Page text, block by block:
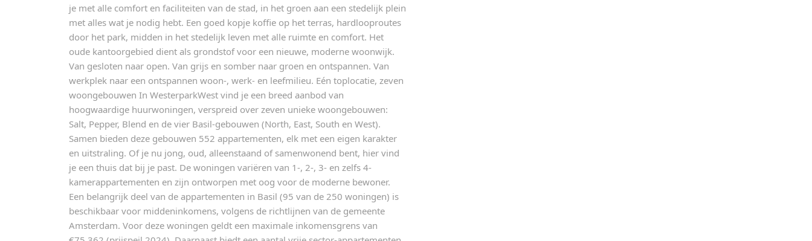
je met alle comfort en faciliteiten van de stad, in het groen aan een stedelijk plein
met alles wat je nodig hebt. Een goed kopje koffie op het terras, hardlooproutes
door het park, midden in het stedelijk leven met alle ruimte en comfort. Het
oude kantoorgebied dient als grondstof voor een nieuwe, moderne woonwijk.
Van gesloten naar open. Van grijs en somber naar groen en ontspannen. Van
werkplek naar een ontspannen woon-, werk- en leefmilieu. Eén toplocatie, zeven
woongebouwen In WesterparkWest vind je een breed aanbod van
hoogwaardige huurwoningen, verspreid over zeven unieke woongebouwen:
Salt, Pepper, Blend en de vier Basil-gebouwen (North, East, South en West).
Samen bieden deze gebouwen 552 appartementen, elk met een eigen karakter
en uitstraling. Of je nu jong, oud, alleenstaand of samenwonend bent, hier vind
je een thuis dat bij je past. De woningen variëren van 1-, 2-, 3- en zelfs 4-
kamerappartementen en zijn ontworpen met oog voor de moderne bewoner.
Een belangrijk deel van de appartementen in Basil (95 van de 250 woningen) is
beschikbaar voor middeninkomens, volgens de richtlijnen van de gemeente
Amsterdam. Voor deze woningen geldt een maximale inkomensgrens van